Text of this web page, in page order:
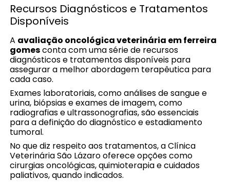
Recursos Diagnósticos e Tratamentos
Disponíveis
A avaliação oncológica veterinária em ferreira
gomesconta com uma série de recursos
diagnósticos e tratamentos disponíveis para
assegurar a melhor abordagem terapêutica para
cada caso.
Exames laboratoriais, como análises de sangue e
urina, biópsias e exames de imagem, como
radiografias e ultrassonografias, são essenciais
para a definição do diagnóstico e estadiamento
tumoral.
No que diz respeito aos tratamentos, a Clínica
Veterinária São Lázaro oferece opções como
cirurgias oncológicas, quimioterapia e cuidados
paliativos, quando indicados.